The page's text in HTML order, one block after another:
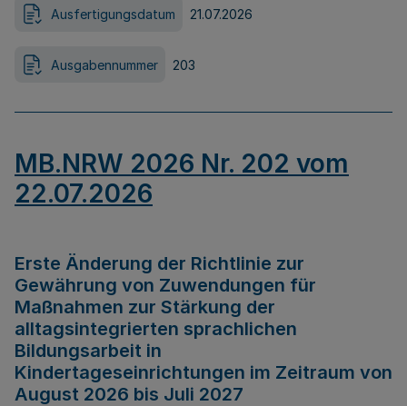
Ausfertigungsdatum 21.07.2026
Ausgabennummer 203
MB.NRW 2026 Nr. 202 vom
22.07.2026
Erste Änderung der Richtlinie zur
Gewährung von Zuwendungen für
Maßnahmen zur Stärkung der
alltagsintegrierten sprachlichen
Bildungsarbeit in
Kindertageseinrichtungen im Zeitraum von
August 2026 bis Juli 2027